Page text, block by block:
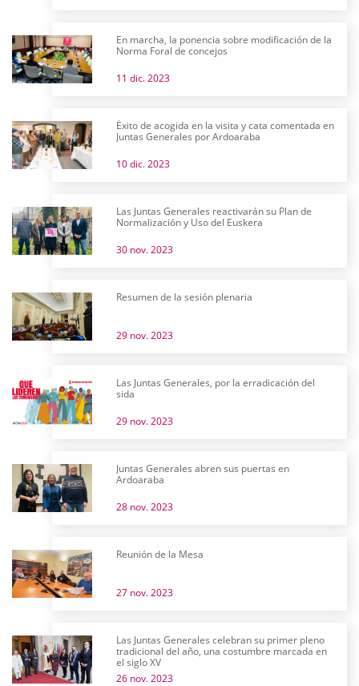
En marcha, la ponencia sobre modificación de la
Norma Foral de concejos
11 dic. 2023
Éxito de acogida en la visita y cata comentada en
Juntas Generales por Ardoaraba
10 dic. 2023
Las Juntas Generales reactivarán su Plan de
Normalización y Uso del Euskera
30 nov. 2023
Resumen de la sesión plenaria
29 nov. 2023
Las Juntas Generales, por la erradicación del
sida
29 nov. 2023
Juntas Generales abren sus puertas en
Ardoaraba
28 nov. 2023
Reunión de la Mesa
27 nov. 2023
Las Juntas Generales celebran su primer pleno
tradicional del año, una costumbre marcada en
el siglo XV
26 nov. 2023